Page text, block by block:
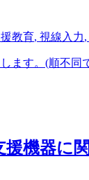
教育, 視線入力,
ます。(順不同
機器に関